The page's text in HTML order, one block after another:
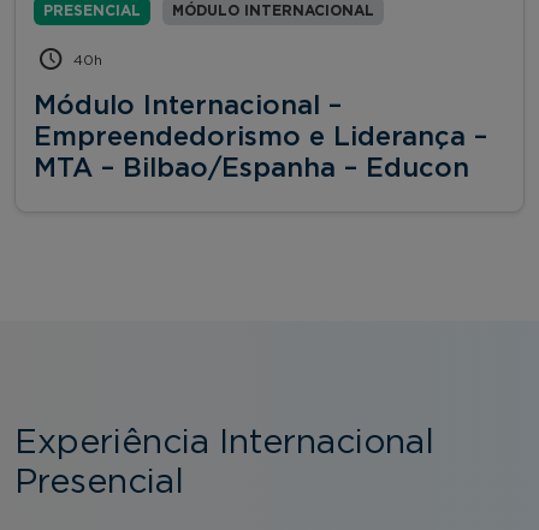
PRESENCIAL MÓDULO INTERNACIONAL
40h
Módulo Internacional –
Empreendedorismo e Liderança –
MTA – Bilbao/Espanha – Educon
Experiência Internacional
Presencial